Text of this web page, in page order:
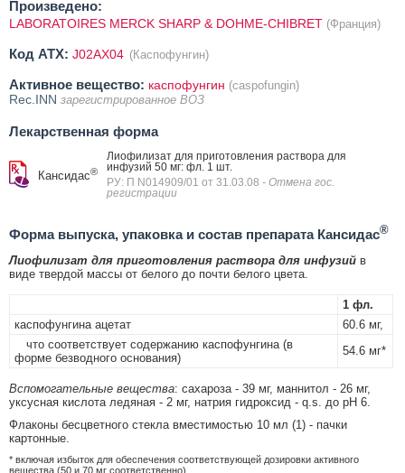
Произведено:
LABORATOIRES MERCK SHARP & DOHME-CHIBRET (Франция)
Код ATX: J02AX04 (Каспофунгин)
Активное вещество: каспофунгин (caspofungin)
Rec.INN зарегистрированное ВОЗ
Лекарственная форма
Кансидас®
Лиофилизат для приготовления раствора для
инфузий 50 мг: фл. 1 шт.
РУ: П N014909/01 от 31.03.08 - Отмена гос.
регистрации
Форма выпуска, упаковка и состав препарата Кансидас®
Лиофилизат для приготовления раствора для инфузий в
виде твердой массы от белого до почти белого цвета.
1 фл.
каспофунгина ацетат
60.6 мг,
что соответствует содержанию каспофунгина (в
форме безводного основания)
54.6 мг*
Вспомогательные вещества: сахароза - 39 мг, маннитол - 26 мг,
уксусная кислота ледяная - 2 мг, натрия гидроксид - q.s. до pH 6.
Флаконы бесцветного стекла вместимостью 10 мл (1) - пачки
картонные.
* включая избыток для обеспечения соответствующей дозировки активного
вещества (50 и 70 мг соответственно).